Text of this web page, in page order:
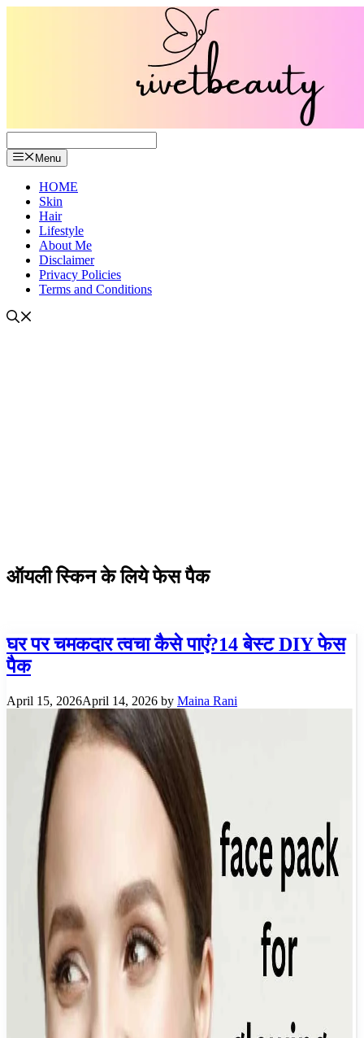
Menu
HOME
Skin
Hair
Lifestyle
About Me
Disclaimer
Privacy Policies
Terms and Conditions
ऑयली स्किन के लिये फेस पैक
घर पर चमकदार त्वचा कैसे पाएं?14 बेस्ट DIY फेस
पैक
April 15, 2026April 14, 2026 by Maina Rani